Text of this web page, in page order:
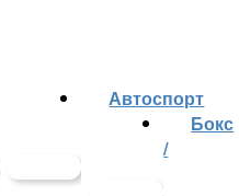
Автоспорт
Бокс
/